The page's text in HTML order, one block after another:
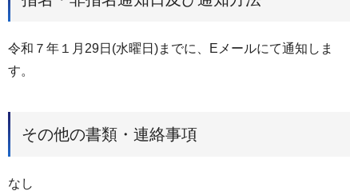
令和７年１月29日(水曜日)までに、Eメールにて通知しま
す。
その他の書類・連絡事項
なし